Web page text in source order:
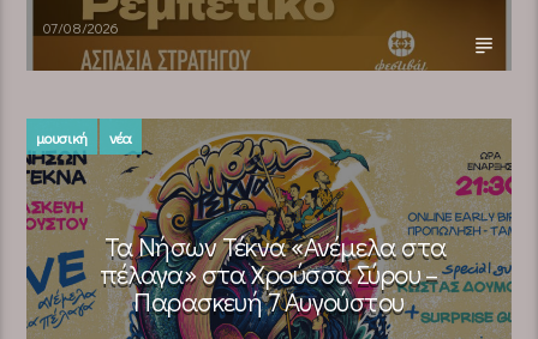
07/08/2026
μουσική νέα
Τα Νήσων Τέκνα «Ανέμελα στα
πέλαγα» στα Χρούσσα Σύρου –
Παρασκευή 7 Αυγούστου